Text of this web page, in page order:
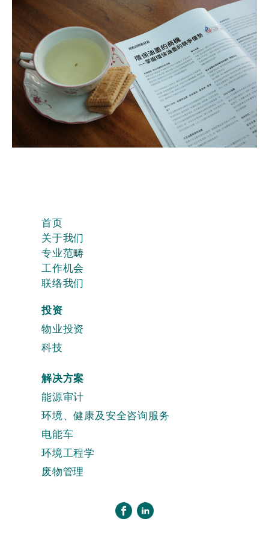
投资
物业投资
科技
解决方案
能源审计
环境、健康及安全咨询服务
电能车
环境工程学
废物管理
首页
关于我们
专业范畴
工作机会
联络我们